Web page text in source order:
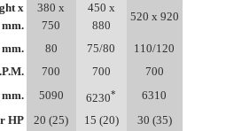
x
380 x
750
450 x
880
520 x 920
80 75/80
110/120
700 700
700
5090 6230*
6310
HP
20 (25) 15 (20)
30 (35)